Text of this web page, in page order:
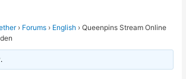
› Forums › English › Queenpins Stream Online